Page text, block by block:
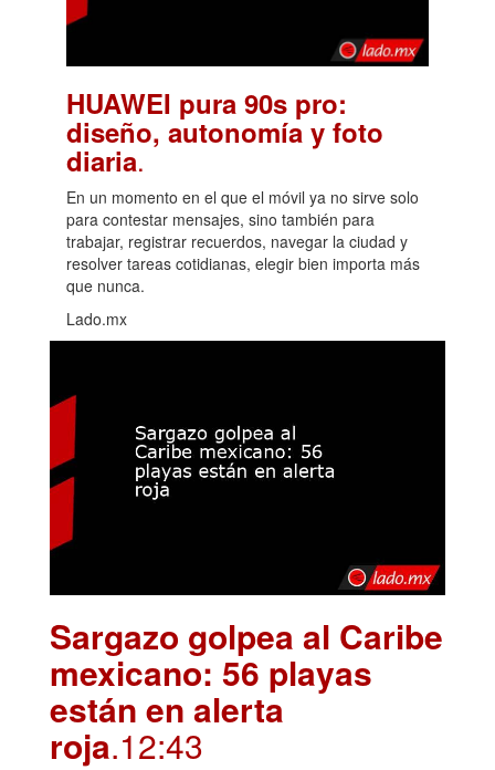
HUAWEI pura 90s pro:
diseño, autonomía y foto
diaria.
En un momento en el que el móvil ya no sirve solo
para contestar mensajes, sino también para
trabajar, registrar recuerdos, navegar la ciudad y
resolver tareas cotidianas, elegir bien importa más
que nunca.
Lado.mx
Sargazo golpea al Caribe
mexicano: 56 playas
están en alerta
roja.12:43